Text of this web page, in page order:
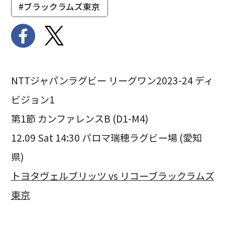
#ブラックラムズ東京
NTTジャパンラグビー リーグワン2023-24 ディ
ビジョン1
第1節 カンファレンスB (D1-M4)
12.09 Sat 14:30 パロマ瑞穂ラグビー場 (愛知
県)
トヨタヴェルブリッツ vs リコーブラックラムズ
東京